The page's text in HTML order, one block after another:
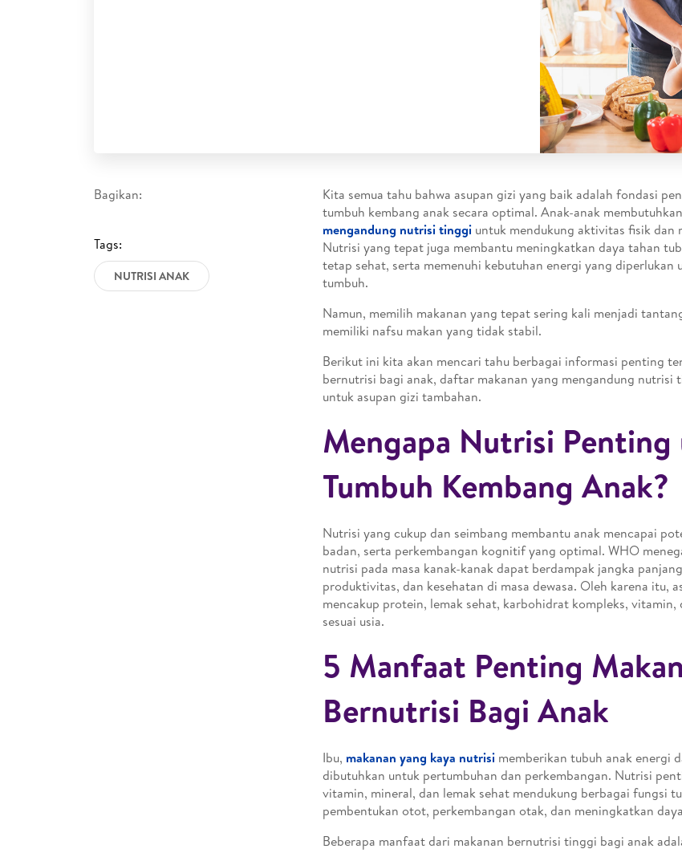
Bagikan:
Tags:
NUTRISI ANAK
Kita semua tahu bahwa asupan gizi yang baik adalah fondasi
tumbuh kembang anak secara optimal. Anak-anak membutuhkan
mengandung nutrisi tinggi untuk mendukung aktivitas fisik dan
Nutrisi yang tepat juga membantu meningkatkan daya tahan
tetap sehat, serta memenuhi kebutuhan energi yang diperlukan
tumbuh.
Namun, memilih makanan yang tepat sering kali menjadi
memiliki nafsu makan yang tidak stabil.
Berikut ini kita akan mencari tahu berbagai informasi penting
bernutrisi bagi anak, daftar makanan yang mengandung nutrisi
untuk asupan gizi tambahan.
Mengapa Nutrisi
Tumbuh Kembang Anak?
Nutrisi yang cukup dan seimbang membantu anak mencapai
badan, serta perkembangan kognitif yang optimal. WHO
nutrisi pada masa kanak-kanak dapat berdampak jangka
produktivitas, dan kesehatan di masa dewasa. Oleh karena itu,
mencakup protein, lemak sehat, karbohidrat kompleks, vitamin,
sesuai usia.
5 Manfaat Penting
Bernutrisi Bagi Anak
Ibu, makanan yang kaya nutrisi memberikan tubuh anak energi
dibutuhkan untuk pertumbuhan dan perkembangan. Nutrisi
vitamin, mineral, dan lemak sehat mendukung berbagai fungsi
pembentukan otot, perkembangan otak, dan meningkatkan
Beberapa manfaat dari makanan bernutrisi tinggi bagi anak